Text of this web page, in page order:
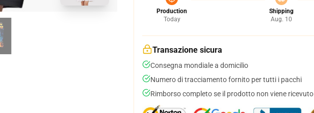
Production
Today
Shipping
Aug. 10
Transazione sicura
Consegna mondiale a domicilio
Numero di tracciamento fornito per tutti i pacchi
Rimborso completo se il prodotto non viene ricevuto